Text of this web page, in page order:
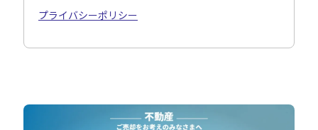
プライバシーポリシー